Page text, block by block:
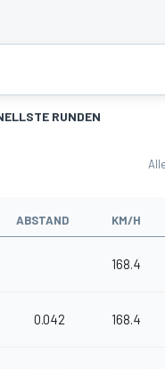
RUNDEN
ABSTAND KM/H
168.4
0.042 168.4